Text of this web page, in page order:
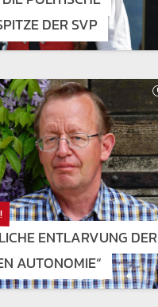
DER SVP
ENTLARVUNG DER
AUTONOMIE“